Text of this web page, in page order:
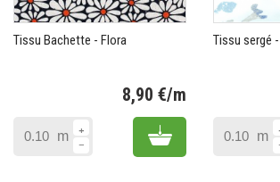
Tissu Bachette - Flora
8,90 €/m
m Add to cart
Tissu sergé
m